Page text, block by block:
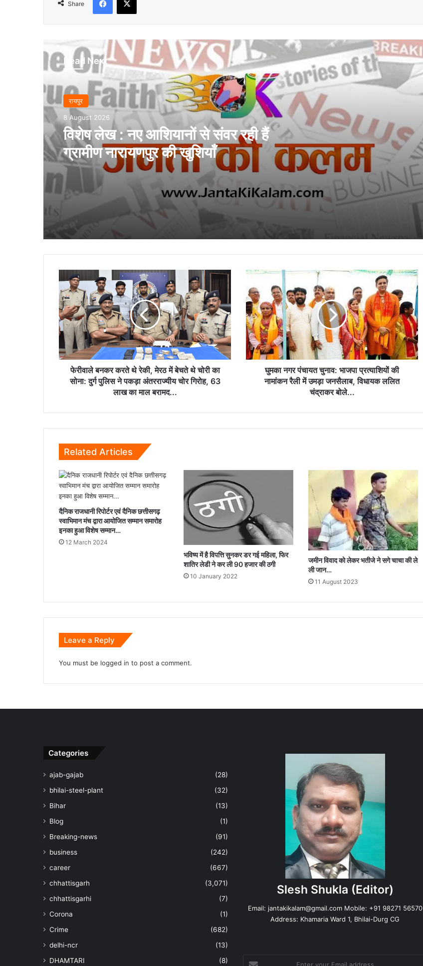
Share
Read Next
रायपुर
8 August 2026
विशेष लेख : नए आशियानों से संवर रही हैं
ग्रामीण नारायणपुर की खुशियाँ
अग्रवाल के सवाल पर सरकार ने बताया- देश में 42
कोसा की चमक अब वैश्विक बाजार तक : मुख्यमंत्री
ने लॉन्च किया छत्तीसगढ़ का प्रीमियम हैंडलूम ब्रांड
‘कोशल फैब’
CG News: मेदांता अस्पताल पहुंचे सांसद बृजमोहन
अग्रवाल, BJP प्रदेश अध्यक्ष किरण सिंह देव से
जाना हालचाल
जागरूक हो रहे छत्तीसगढ़ के नागरिक: राष्ट्रीय
उपभोक्ता हेल्पलाइन पर शिकायतें 20,000 के पार,
100% मामलों का हुआ सफल निवारण – बृजमोहन
राजधानी की सुरक्षा और चाक-चौबंद कानून-व्यवस्था
के लिए सांसद बृजमोहन अग्रवाल ने मुख्यमंत्री एवं
मुख्यमंत्री विष्णु देव साय की अध्यक्षता में वन
फोर्स की पहली बैठक संपन्न
“छत्तीसगढ़ के कारीगर वैश्विक बाजार का नेतृत्व कर
सकते हैं” लोकसभा में सांसद बृजमोहन अग्रवाल
सिंचाई सुविधाओं के विस्तार, फसल विविधिकरण और
आधुनिक तकनीक से खेती बनेगी अधिक लाभकारी –
मुख्यमंत्री श्री साय
फेरीवाले
बनकर
करते
थे
रेकी,
मेरठ
में
बेचते
थे
पकड़ा
अंतरराज्यीय
चोर
गिरोह,
63
लाख
का
बरामद...
फेरीवाले बनकर करते थे रेकी, मेरठ में बेचते थे चोरी का
सोना: दुर्ग पुलिस ने पकड़ा अंतरराज्यीय चोर गिरोह, 63
लाख का माल बरामद...
घुमका
पंचायत
चुनाव:
भाजपा
प्रत्याशियों
की
नामांकन
रैली
बोले...
घुमका नगर पंचायत चुनाव: भाजपा प्रत्याशियों की
नामांकन रैली में उमड़ा जनसैलाब, विधायक ललित
चंद्राकर बोले...
Related Articles
दैनिक राजधानी रिपोर्टर एवं दैनिक छत्तीसगढ़
स्वाभिमान मंच द्वारा आयोजित सम्मान समारोह
इनका हुआ विशेष सम्मान…
12 March 2024
भविष्य में है विपत्ति सुनकर डर गई महिला, फिर
शातिर लेडी ने कर ली 90 हजार की ठगी
10 January 2022
जमीन विवाद को लेकर भतीजे ने सगे चाचा की ले
ली जान…
11 August 2023
Leave a Reply
You must be logged in to post a comment.
Categories
ajab-gajab
(28)
bhilai-steel-plant
(32)
Bihar
(13)
Blog
(1)
Breaking-news
(91)
business
(242)
career
(667)
chhattisgarh
(3,071)
chhattisgarhi
(7)
Corona
(1)
Crime
(682)
delhi-ncr
(13)
DHAMTARI
(8)
Slesh Shukla (Editor)
Email: jantakikalam@gmail.comMobile: +91 98271 56570
Address: Khamaria Ward 1, Bhilai-Durg CG